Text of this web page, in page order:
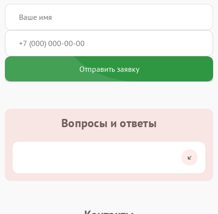
Отправить заявку
Вопросы и ответы